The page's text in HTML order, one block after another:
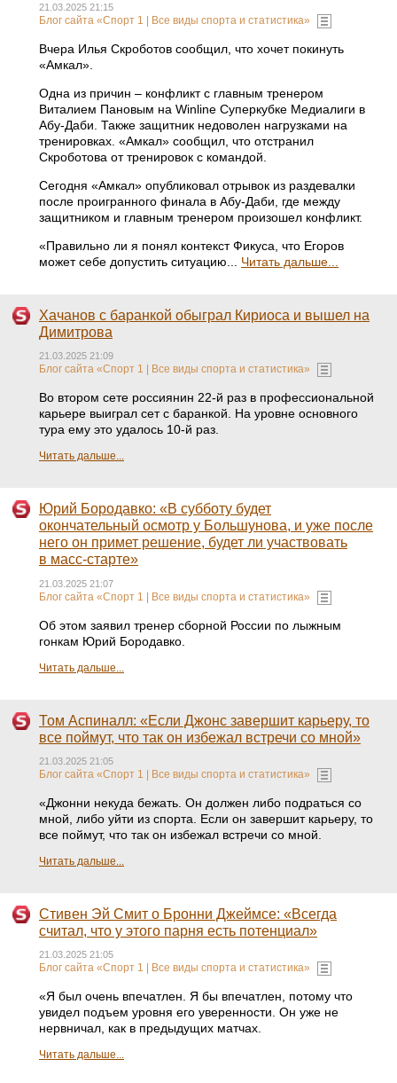
21.03.2025 21:15
Блог сайта «Спорт 1 | Все виды спорта и статистика»
Вчера Илья Скроботов сообщил, что хочет покинуть
«Амкал».
Одна из причин – конфликт с главным тренером
Виталием Пановым на Winline Суперкубке Медиалиги в
Абу-Даби. Также защитник недоволен нагрузками на
тренировках. «Амкал» сообщил, что отстранил
Скроботова от тренировок с командой.
Сегодня «Амкал» опубликовал отрывок из раздевалки
после проигранного финала в Абу-Даби, где между
защитником и главным тренером произошел конфликт.
«Правильно ли я понял контекст Фикуса, что Егоров
может себе допустить ситуацию... Читать дальше...
Хачанов с баранкой обыграл Кириоса и вышел на
Димитрова
21.03.2025 21:09
Блог сайта «Спорт 1 | Все виды спорта и статистика»
Во втором сете россиянин 22-й раз в профессиональной
карьере выиграл сет с баранкой. На уровне основного
тура ему это удалось 10-й раз.
Читать дальше...
Юрий Бородавко: «В субботу будет
окончательный осмотр у Большунова, и уже после
него он примет решение, будет ли участвовать
в масс‑старте»
21.03.2025 21:07
Блог сайта «Спорт 1 | Все виды спорта и статистика»
Об этом заявил тренер сборной России по лыжным
гонкам Юрий Бородавко.
Читать дальше...
Том Аспиналл: «Если Джонс завершит карьеру, то
все поймут, что так он избежал встречи со мной»
21.03.2025 21:05
Блог сайта «Спорт 1 | Все виды спорта и статистика»
«Джонни некуда бежать. Он должен либо подраться со
мной, либо уйти из спорта. Если он завершит карьеру, то
все поймут, что так он избежал встречи со мной.
Читать дальше...
Стивен Эй Смит о Бронни Джеймсе: «Всегда
считал, что у этого парня есть потенциал»
21.03.2025 21:05
Блог сайта «Спорт 1 | Все виды спорта и статистика»
«Я был очень впечатлен. Я бы впечатлен, потому что
увидел подъем уровня его уверенности. Он уже не
нервничал, как в предыдущих матчах.
Читать дальше...